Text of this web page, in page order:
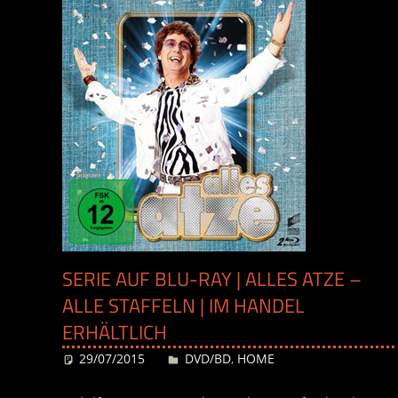
SERIE AUF BLU-RAY | ALLES ATZE –
ALLE STAFFELN | IM HANDEL
ERHÄLTLICH
29/07/2015 Desiree
DVD/BD, HOME